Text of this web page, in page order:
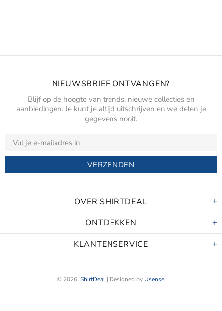
NIEUWSBRIEF ONTVANGEN?
Blijf op de hoogte van trends, nieuwe collecties en
aanbiedingen. Je kunt je altijd uitschrijven en we delen je
gegevens nooit.
OVER SHIRTDEAL
ONTDEKKEN
KLANTENSERVICE
© 2026, ShirtDeal| Designed by Usense.